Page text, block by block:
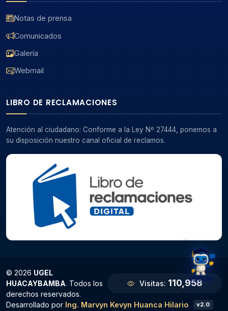
Notas de prensa
Comunicados
Galería
Webmail
LIBRO DE RECLAMACIONES
Atención al ciudadano: Conforme a la Ley Nº 27444, ponemos a
su disposición nuestro canal oficial de reclamos.
© 2026 UGEL
HUACAYBAMBA. Todos los
derechos reservados.
Visitas: 110,958
Desarrollado por Ing. Marvyn Kevyn Huanca Hilario v2.0
🎓